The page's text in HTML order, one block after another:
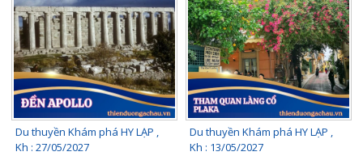
Du thuyền Khám phá HY LẠP ,
Kh : 27/05/2027
Du thuyền Khám phá HY LẠP ,
Kh : 13/05/2027